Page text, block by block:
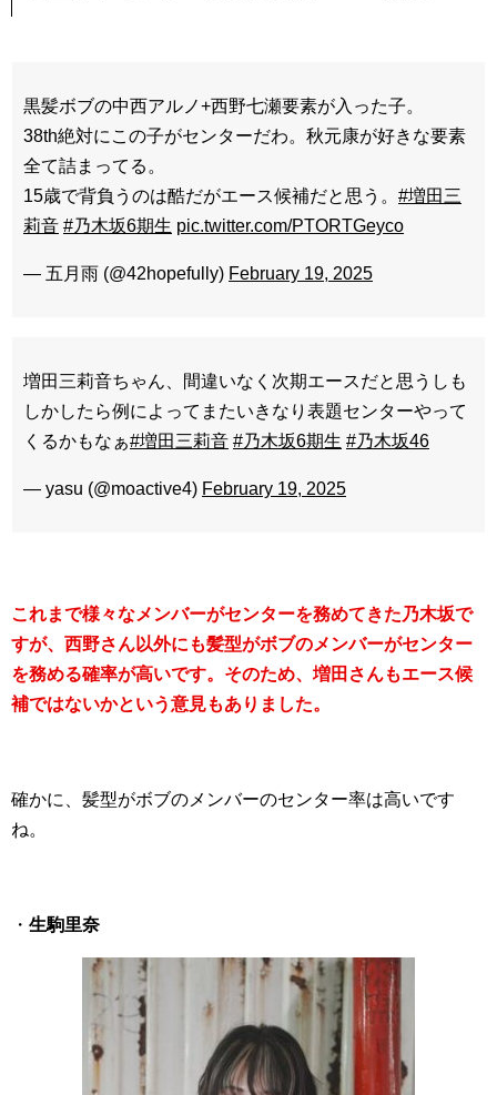
黒髪ボブの中西アルノ+西野七瀬要素が入った子。
38th絶対にこの子がセンターだわ。秋元康が好きな要素
全て詰まってる。
15歳で背負うのは酷だがエース候補だと思う。 #増田三
莉音 #乃木坂6期生 pic.twitter.com/PTORTGeyco
— 五月雨 (@42hopefully) February 19, 2025
増田三莉音ちゃん、間違いなく次期エースだと思うしも
しかしたら例によってまたいきなり表題センターやって
くるかもなぁ#増田三莉音 #乃木坂6期生 #乃木坂46
— yasu (@moactive4) February 19, 2025
これまで様々なメンバーがセンターを務めてきた乃木坂で
すが、西野さん以外にも髪型がボブのメンバーがセンター
を務める確率が高いです。そのため、増田さんもエース候
補ではないかという意見もありました。
確かに、髪型がボブのメンバーのセンター率は高いです
ね。
・ 生駒里奈